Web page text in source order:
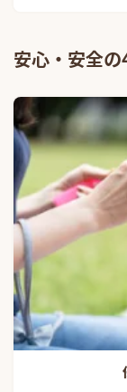
安心・安全